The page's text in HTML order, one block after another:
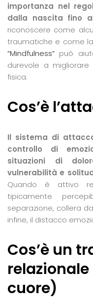
importanza nel
dalla nascita fino
riconoscere come
traumatiche e come
“Mindfulness” può
durevole a
fisica.
Cos’è
Il sistema di
controllo di
situazioni di
vulnerabilità e
Quando è attivo
tipicamente
separazione, collera
infine, il distacco
Cos’è un
cuore)